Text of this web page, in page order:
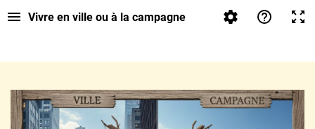
Vivre en ville ou à la campagne